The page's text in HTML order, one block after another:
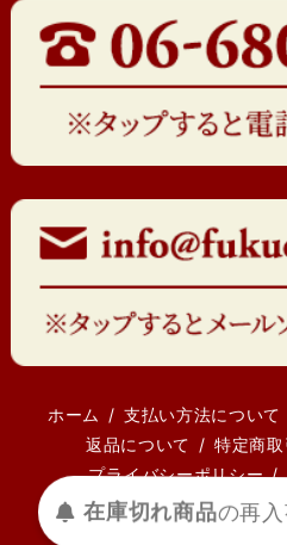
ホーム 支払い方法について
返品について
特定商
プライバシーポリシー
在庫切れ商品の再